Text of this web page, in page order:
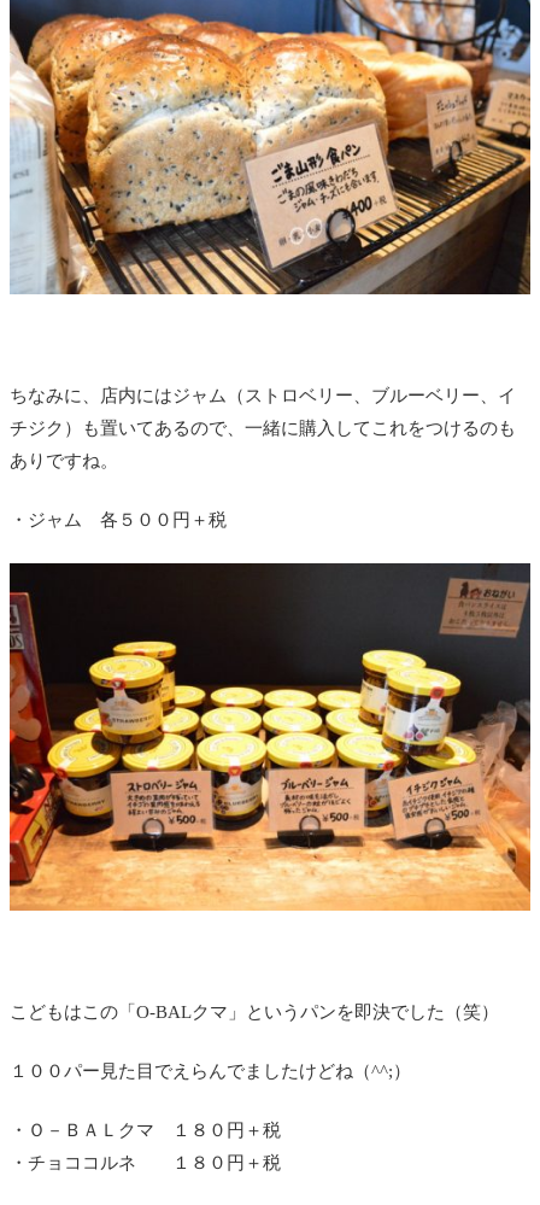
ちなみに、店内にはジャム（ストロベリー、ブルーベリー、イ
チジク）も置いてあるので、一緒に購入してこれをつけるのも
ありですね。
・ジャム 各５００円＋税
こどもはこの「O-BALクマ」というパンを即決でした（笑）
１００パー見た目でえらんでましたけどね（^^;）
・Ｏ－ＢＡＬクマ １８０円＋税
・チョココルネ １８０円＋税